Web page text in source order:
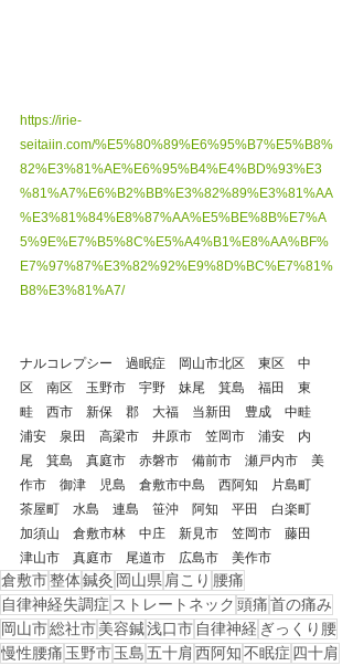
https://irie-
seitaiin.com/%E5%80%89%E6%95%B7%E5%B8%
82%E3%81%AE%E6%95%B4%E4%BD%93%E3
%81%A7%E6%B2%BB%E3%82%89%E3%81%AA
%E3%81%84%E8%87%AA%E5%BE%8B%E7%A
5%9E%E7%B5%8C%E5%A4%B1%E8%AA%BF%
E7%97%87%E3%82%92%E9%8D%BC%E7%81%
B8%E3%81%A7/
ナルコレプシー　過眠症　岡山市北区　東区　中
区　南区　玉野市　宇野　妹尾　箕島　福田　東
畦　西市　新保　郡　大福　当新田　豊成　中畦
浦安　泉田　高梁市　井原市　笠岡市　浦安　内
尾　箕島　真庭市　赤磐市　備前市　瀬戸内市　美
作市　御津　児島　倉敷市中島　西阿知　片島町
茶屋町　水島　連島　笹沖　阿知　平田　白楽町
加須山　倉敷市林　中庄　新見市　笠岡市　藤田
津山市　真庭市　尾道市　広島市　美作市
倉敷市整体鍼灸 岡山県 肩こり 腰痛
自律神経失調症 ストレートネック 頭痛首の痛み
岡山市総社市美容鍼浅口市 自律神経 ぎっくり腰
慢性腰痛 玉野市玉島 五十肩西阿知不眠症 四十肩